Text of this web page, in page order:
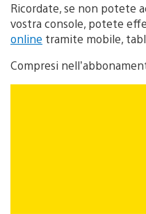
Ricordate, se non potete
vostra console, potete
online tramite mobile,
Compresi